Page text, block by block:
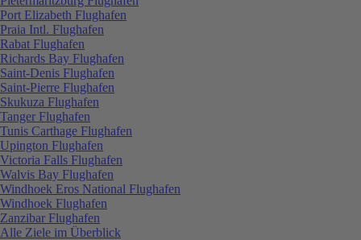
Port Elizabeth Flughafen
Praia Intl. Flughafen
Rabat Flughafen
Richards Bay Flughafen
Saint-Denis Flughafen
Saint-Pierre Flughafen
Skukuza Flughafen
Tanger Flughafen
Tunis Carthage Flughafen
Upington Flughafen
Victoria Falls Flughafen
Walvis Bay Flughafen
Windhoek Eros National Flughafen
Windhoek Flughafen
Zanzibar Flughafen
Alle Ziele im Überblick